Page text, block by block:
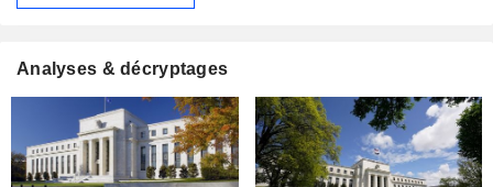
Analyses & décryptages